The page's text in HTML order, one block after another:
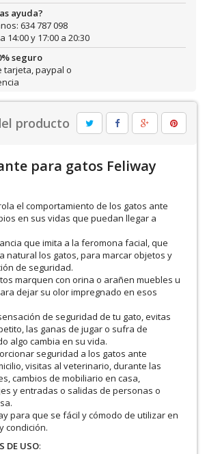
ayuda?
634 787 098
14:00 y 17:00 a 20:30
seguro
tarjeta, paypal o
producto
para gatos Feliway
el comportamiento de los gatos ante
en sus vidas que puedan llegar a
que imita a la feromona facial, que
natural los gatos, para marcar objetos y
de seguridad.
marquen con orina o arañen muebles u
dejar su olor impregnado en esos
de seguridad de tu gato, evitas
las ganas de jugar o sufra de
algo cambia en su vida.
seguridad a los gatos ante
visitas al veterinario, durante las
cambios de mobiliario en casa,
y entradas o salidas de personas o
para que se fácil y cómodo de utilizar en
condición.
DE USO: